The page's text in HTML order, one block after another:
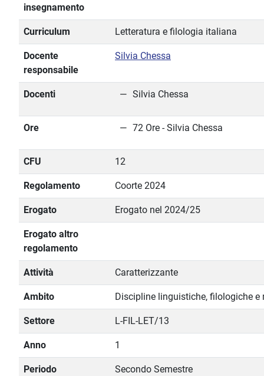
insegnamento
Curriculum Letteratura e filologia italiana
Docente
responsabile
Silvia Chessa
Docenti Silvia Chessa
Ore 72 Ore - Silvia Chessa
CFU 12
Regolamento Coorte 2024
Erogato Erogato nel 2024/25
Erogato altro
regolamento
Attività Caratterizzante
Ambito Discipline linguistiche, filologiche e
Settore L-FIL-LET/13
Anno 1
Periodo Secondo Semestre